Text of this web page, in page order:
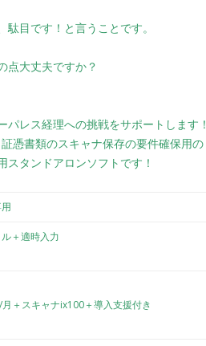
目です！と言うことです。
点大丈夫ですか？
レス経理への挑戦をサポートします！
憑書類のスキャナ保存の要件確保用の
タンドアロンソフトです！
＋適時入力
＋スキャナix100＋導入支援付き